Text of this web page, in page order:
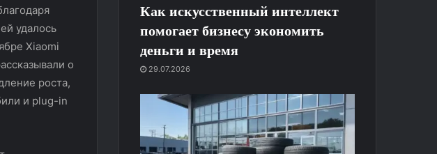
удалось
Xiaomi
о
роста,
и plug-in
Как искусственный интеллект
помогает бизнесу экономить
деньги и время
29.07.2026